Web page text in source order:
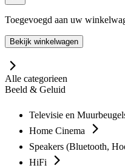
Toegevoegd aan uw
Bekijk winkelwagen
Alle categorieen
Beeld & Geluid
Televisie en
Home Cinema
Speakers (Bluetooth,
HiFi